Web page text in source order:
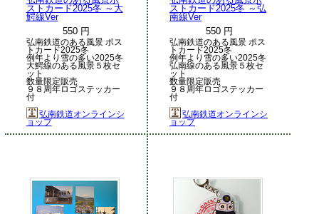
ストカード2025冬 ～大
鰐線Ver
550 円
弘南鉄道のある風景 ポス
トカード2025冬
例年より雪の多い2025冬
大鰐線のある風景５枚セ
ット
数量限定販売
９８周年ロゴステッカー
付
弘南鉄道オンラインシ
ョップ
ストカード2025冬 ～弘
南線Ver
550 円
弘南鉄道のある風景 ポス
トカード2025冬
例年より雪の多い2025冬
弘南線のある風景５枚セ
ット
数量限定販売
９８周年ロゴステッカー
付
弘南鉄道オンラインシ
ョップ